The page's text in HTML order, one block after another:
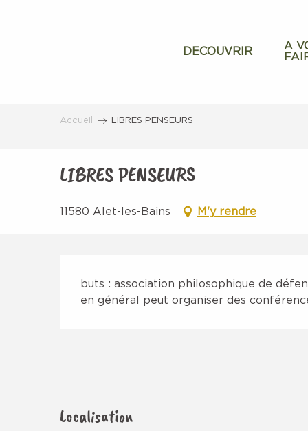
DECOUVRIR
A
Accueil LIBRES PENSEURS
LIBRES PENSEURS
11580 Alet-les-Bains M'y rendre
Description
buts : association philosophique de
en général peut organiser des
Localisation